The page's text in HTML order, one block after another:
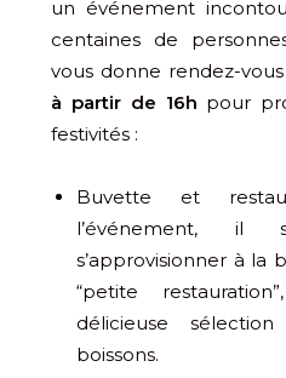
un événement
centaines de
vous donne rendez-
à partir de 16h pour
festivités :
Buvette et
l’événement, il
s’approvisionner à la
“petite
délicieuse
boissons.